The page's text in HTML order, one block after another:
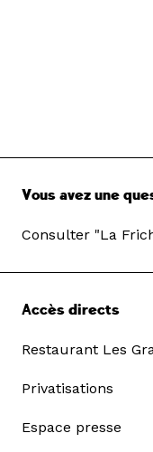
Vous avez une
Consulter "La
Accès directs
Restaurant Les
Privatisations
Espace presse